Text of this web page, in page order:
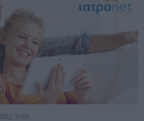
11:59